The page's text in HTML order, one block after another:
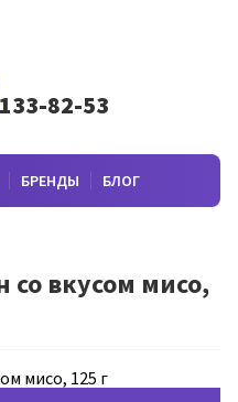
133-82-53
БРЕНДЫ БЛОГ
вкусом мисо,